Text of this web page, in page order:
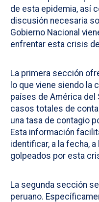
de esta epidemia, así
discusión necesaria
Gobierno Nacional
enfrentar esta crisis
La primera sección
lo que viene siendo la
países de América del
casos totales de
una tasa de contagio
Esta información
identificar, a la fecha,
golpeados por esta
La segunda sección
peruano.